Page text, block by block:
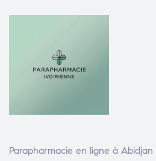
Parapharmacie en ligne à Abidjan